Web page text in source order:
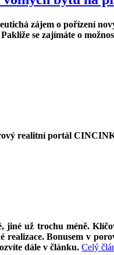
zájem o pořízení
se zajímáte o
realitní portál
už trochu méně.
Bonusem v
dále v článku. Celý